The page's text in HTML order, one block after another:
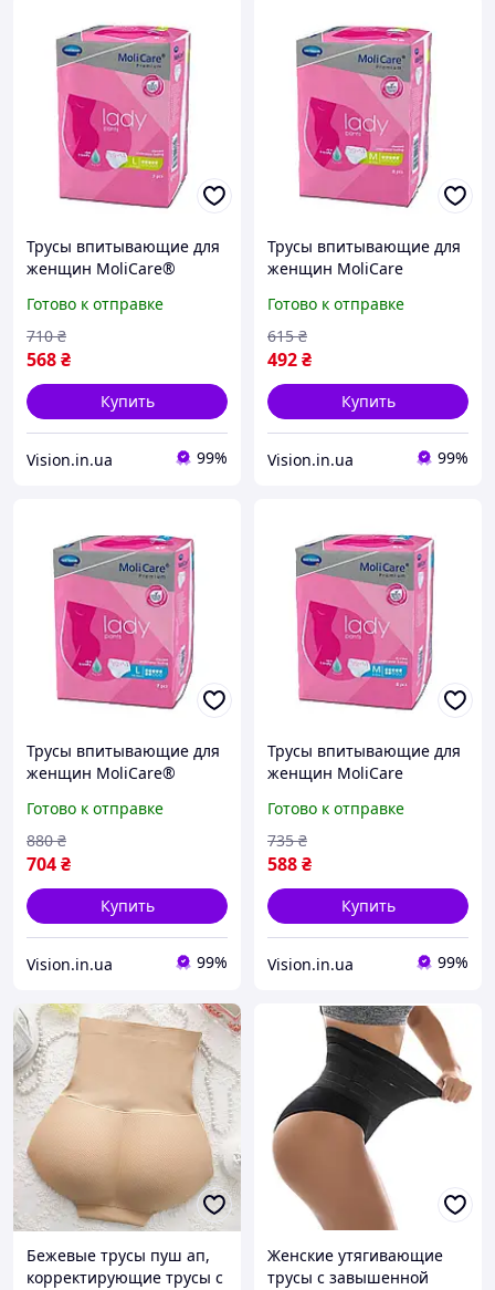
Трусы впитывающие для
женщин MoliCare®
капель L 7шт
Готово к отправке
568₴
710 ₴
Купить
Vision.in.ua 99%
Трусы впитывающие для
женщин MoliCare
капель M 8шт
Готово к отправке
492₴
615 ₴
Купить
Vision.in.ua 99%
Трусы впитывающие для
женщин MoliCare®
капель L 7шт
Готово к отправке
704₴
880 ₴
Купить
Vision.in.ua 99%
Трусы впитывающие для
женщин MoliCare
капель M 8шт
Готово к отправке
588₴
735 ₴
Купить
Vision.in.ua 99%
Бежевые трусы пуш ап,
корректирующие трусы с
Женские утягивающие
трусы с завышенной